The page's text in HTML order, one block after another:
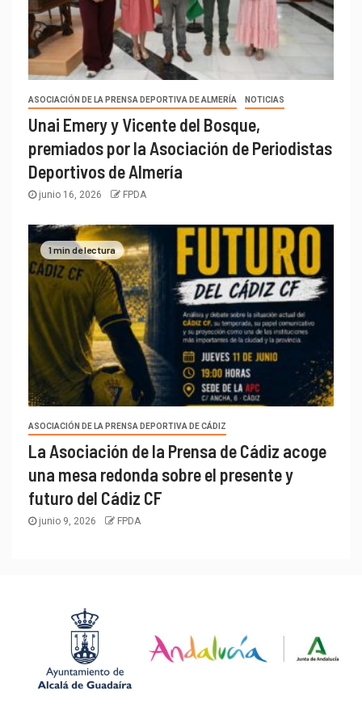
ASOCIACIÓN DE LA PRENSA DEPORTIVA DE ALMERÍA NOTICIAS
Unai Emery y Vicente del Bosque,
premiados por la Asociación de Periodistas
Deportivos de Almería
junio 16, 2026 FPDA
1 min de lectura
ASOCIACIÓN DE LA PRENSA DEPORTIVA DE CÁDIZ
La Asociación de la Prensa de Cádiz acoge
una mesa redonda sobre el presente y
futuro del Cádiz CF
junio 9, 2026 FPDA